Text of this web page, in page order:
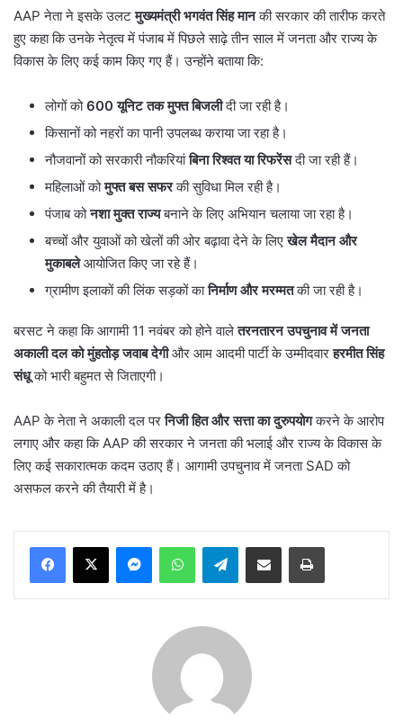
AAP नेता ने इसके उलटमुख्यमंत्री भगवंत सिंह मानकी सरकार की तारीफ करते
हुए कहा कि उनके नेतृत्व में पंजाब में पिछले साढ़े तीन साल में जनता और राज्य के
विकास के लिए कई काम किए गए हैं। उन्होंने बताया कि:
लोगों को600यूनिट तक मुफ्त बिजलीदी जा रही है।
किसानों को नहरों का पानी उपलब्ध कराया जा रहा है।
नौजवानों को सरकारी नौकरियांबिना रिश्वत या रिफरेंसदी जा रही हैं।
महिलाओं कोमुफ्त बस सफरकी सुविधा मिल रही है।
पंजाब कोनशा मुक्त राज्यबनाने के लिए अभियान चलाया जा रहा है।
बच्चों और युवाओं को खेलों की ओर बढ़ावा देने के लिएखेल मैदान और
मुकाबलेआयोजित किए जा रहे हैं।
ग्रामीण इलाकों की लिंक सड़कों कानिर्माण और मरम्मतकी जा रही है।
बरसट ने कहा कि आगामी 11 नवंबर को होने वालेतरनतारन उपचुनाव में जनता
अकाली दल को मुंहतोड़ जवाब देगीऔर आम आदमी पार्टी के उम्मीदवारहरमीत सिंह
संधूको भारी बहुमत से जिताएगी।
AAP के नेता ने अकाली दल परनिजी हित और सत्ता का दुरुपयोगकरने के आरोप
लगाए और कहा कि AAP की सरकार ने जनता की भलाई और राज्य के विकास के
लिए कई सकारात्मक कदम उठाए हैं। आगामी उपचुनाव में जनता SAD को
असफल करने की तैयारी में है।
MessengerWhatsAppTelegramShare via Email Print